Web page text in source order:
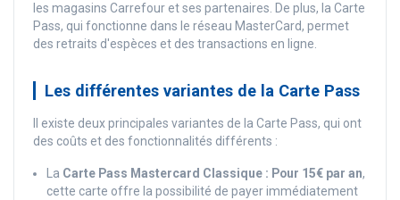
les magasins Carrefour et ses partenaires. De plus, la Carte
Pass, qui fonctionne dans le réseau MasterCard, permet
des retraits d'espèces et des transactions en ligne.
Les différentes variantes de la Carte Pass
Il existe deux principales variantes de la Carte Pass, qui ont
des coûts et des fonctionnalités différents :
La Carte Pass Mastercard Classique : Pour 15€ par an,
cette carte offre la possibilité de payer immédiatement